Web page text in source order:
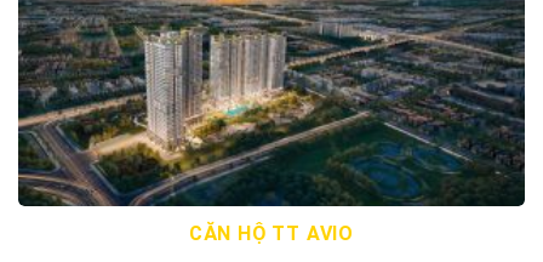
CĂN HỘ TT AVIO